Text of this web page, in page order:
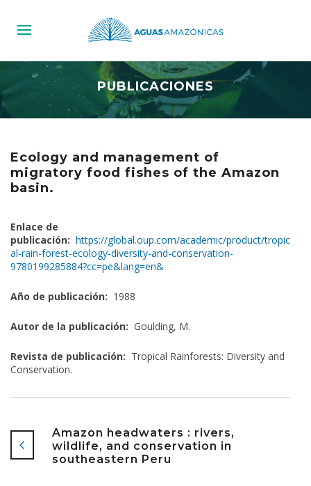
PUBLICACIONES
Ecology and management of
migratory food fishes of the Amazon
basin.
Enlace de
publicación: https://global.oup.com/academic/product/tropic
al-rain-forest-ecology-diversity-and-conservation-
9780199285884?cc=pe&lang=en&
Año de publicación: 1988
Autor de la publicación: Goulding, M.
Revista de publicación: Tropical Rainforests: Diversity and
Conservation.
Amazon headwaters : rivers,
wildlife, and conservation in
southeastern Peru